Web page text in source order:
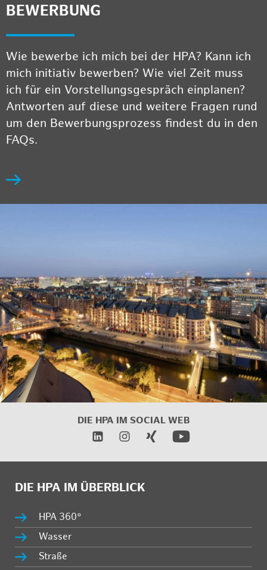
BEWERBUNG
Wie bewerbe ich mich bei der HPA? Kann ich
mich initiativ bewerben? Wie viel Zeit muss
ich für ein Vorstellungsgespräch einplanen?
Antworten auf diese und weitere Fragen rund
um den Bewerbungsprozess findest du in den
FAQs.
DIE HPA IM SOCIAL WEB
DIE HPA IM ÜBERBLICK
HPA 360°
Wasser
Straße